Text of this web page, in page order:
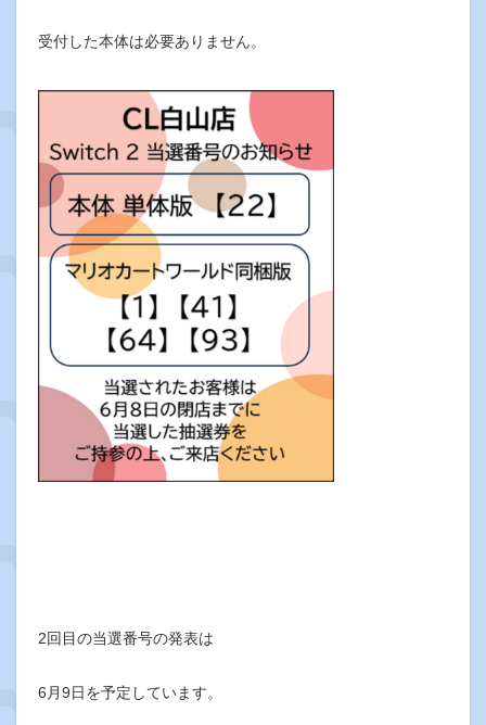
受付した本体は必要ありません。
2回目の当選番号の発表は
6月9日を予定しています。